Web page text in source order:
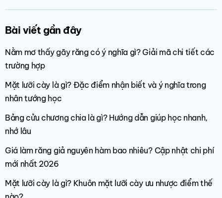
Bài viết gần đây
Nằm mơ thấy gãy răng có ý nghĩa gì? Giải mã chi tiết các
trường hợp
Mặt lưỡi cày là gì? Đặc điểm nhận biết và ý nghĩa trong
nhân tướng học
Bảng cửu chương chia là gì? Hướng dẫn giúp học nhanh,
nhớ lâu
Giá làm răng giả nguyên hàm bao nhiêu? Cập nhật chi phí
mới nhất 2026
Mặt lưỡi cày là gì? Khuôn mặt lưỡi cày ưu nhược điểm thế